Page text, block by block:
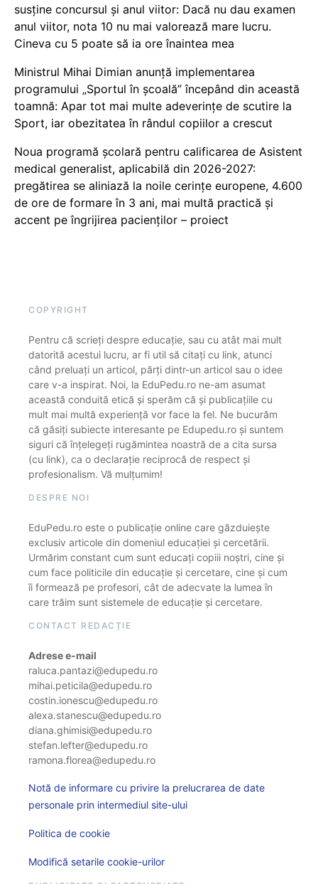
susține concursul și anul viitor: Dacă nu dau examen
anul viitor, nota 10 nu mai valorează mare lucru.
Cineva cu 5 poate să ia ore înaintea mea
Ministrul Mihai Dimian anunță implementarea
programului „Sportul în școală” începând din această
toamnă: Apar tot mai multe adeverințe de scutire la
Sport, iar obezitatea în rândul copiilor a crescut
Noua programă școlară pentru calificarea de Asistent
medical generalist, aplicabilă din 2026-2027:
pregătirea se aliniază la noile cerințe europene, 4.600
de ore de formare în 3 ani, mai multă practică și
accent pe îngrijirea pacienților – proiect
COPYRIGHT
Pentru că scrieți despre educație, sau cu atât mai mult
datorită acestui lucru, ar fi util să citați cu link, atunci
când preluați un articol, părți dintr-un articol sau o idee
care v-a inspirat. Noi, la EduPedu.ro ne-am asumat
această conduită etică și sperăm că și publicațiile cu
mult mai multă experiență vor face la fel. Ne bucurăm
că găsiți subiecte interesante pe Edupedu.ro și suntem
siguri că înțelegeți rugămintea noastră de a cita sursa
(cu link), ca o declarație reciprocă de respect și
profesionalism. Vă mulțumim!
DESPRE NOI
EduPedu.ro este o publicație online care găzduiește
exclusiv articole din domeniul educației și cercetării.
Urmărim constant cum sunt educați copiii noștri, cine și
cum face politicile din educație și cercetare, cine și cum
îi formează pe profesori, cât de adecvate la lumea în
care trăim sunt sistemele de educație și cercetare.
CONTACT REDACȚIE
Adrese e-mail
raluca.pantazi@edupedu.ro
mihai.peticila@edupedu.ro
costin.ionescu@edupedu.ro
alexa.stanescu@edupedu.ro
diana.ghimisi@edupedu.ro
stefan.lefter@edupedu.ro
ramona.florea@edupedu.ro
Notă de informare cu privire la prelucrarea de date
personale prin intermediul site-ului
Politica de cookie
Modifică setarile cookie-urilor